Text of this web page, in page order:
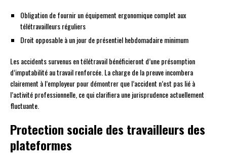
Obligation de fournir un équipement ergonomique complet aux
télétravailleurs réguliers
Droit opposable à un jour de présentiel hebdomadaire minimum
Les accidents survenus en télétravail bénéficieront d’une présomption
d’imputabilité au travail renforcée. La charge de la preuve incombera
clairement à l’employeur pour démontrer que l’accident n’est pas lié à
l’activité professionnelle, ce qui clarifiera une jurisprudence actuellement
fluctuante.
Protection sociale des travailleurs des
plateformes